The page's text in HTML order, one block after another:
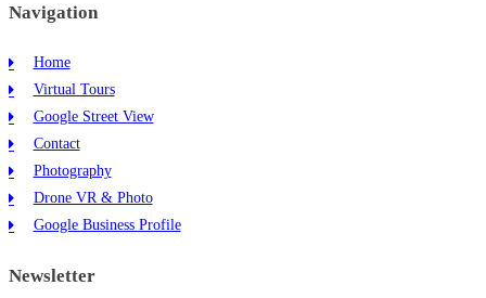
Navigation
Home
Virtual Tours
Google Street View
Contact
Photography
Drone VR & Photo
Google Business Profile
Newsletter